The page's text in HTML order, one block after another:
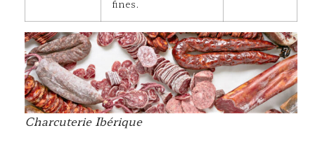
fines.
Charcuterie Ibérique